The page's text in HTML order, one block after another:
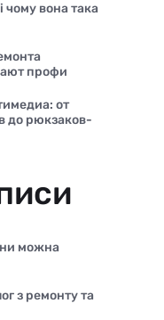
чому вона така
профи
от
до рюкзаков-
можна
з ремонту та